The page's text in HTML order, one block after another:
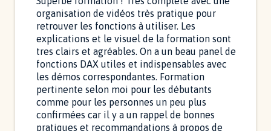
organisation de vidéos très pratique pour
retrouver les fonctions à utiliser. Les
explications et le visuel de la formation sont
tres clairs et agréables. On a un beau panel de
fonctions DAX utiles et indispensables avec
les démos correspondantes. Formation
pertinente selon moi pour les débutants
comme pour les personnes un peu plus
confirmées car il y a un rappel de bonnes
pratiques et recommandations à propos de